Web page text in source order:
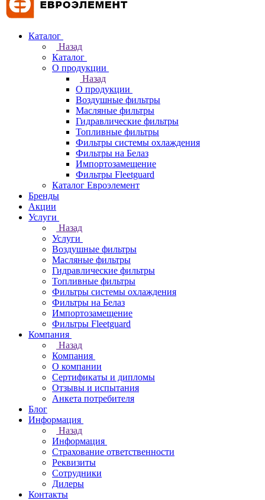
Каталог
Назад
Каталог
О продукции
Назад
О продукции
Воздушные фильтры
Масляные фильтры
Гидравлические фильтры
Топливные фильтры
Фильтры системы охлаждения
Фильтры на Белаз
Импортозамещение
Фильтры Fleetguard
Каталог Евроэлемент
Бренды
Акции
Услуги
Назад
Услуги
Воздушные фильтры
Масляные фильтры
Гидравлические фильтры
Топливные фильтры
Фильтры системы охлаждения
Фильтры на Белаз
Импортозамещение
Фильтры Fleetguard
Компания
Назад
Компания
О компании
Сертификаты и дипломы
Отзывы и испытания
Анкета потребителя
Блог
Информация
Назад
Информация
Страхование ответственности
Реквизиты
Сотрудники
Дилеры
Контакты